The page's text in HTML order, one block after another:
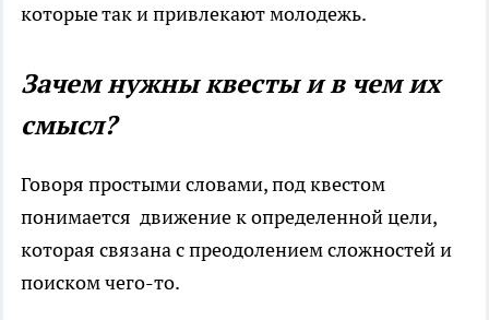
которые так и привлекают молодежь.
Зачем нужны квесты и в чем их
смысл?
Говоря простыми словами, под квестом
понимается движение к определенной цели,
которая связана с преодолением сложностей и
поиском чего-то.